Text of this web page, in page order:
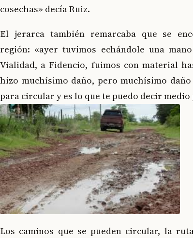
cosechas» decía Ruiz.
El jerarca también remarcaba que se
región: «ayer tuvimos echándole una
Vialidad, a Fidencio, fuimos con material
hizo muchísimo daño, pero muchísimo
para circular y es lo que te puedo decir
Los caminos que se pueden circular, la